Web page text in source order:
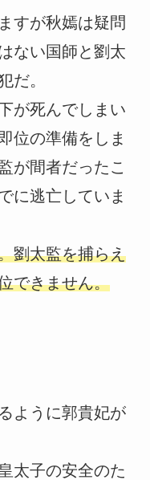
すが秋嫣は疑問
ない国師と劉太
だ。
が死んでしまい
位の準備をしま
が間者だったこ
に逃亡していま
劉太監を捕らえ
できません。
ように郭貴妃が
太子の安全のた